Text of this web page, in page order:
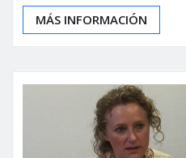
MÁS INFORMACIÓN